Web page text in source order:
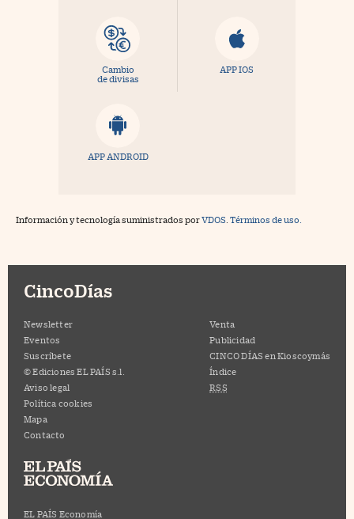
Cambio
de divisas
APP IOS
APP ANDROID
Información y tecnología suministrados porVDOS Términos de uso.
CincoDías
Newsletter
Eventos
Suscríbete
© Ediciones EL PAÍS s.l.
Aviso legal
Política cookies
Mapa
Contacto
Venta
Publicidad
CINCO DÍAS en Kioscoymás
Índice
RSS
EL PAÍS Economía